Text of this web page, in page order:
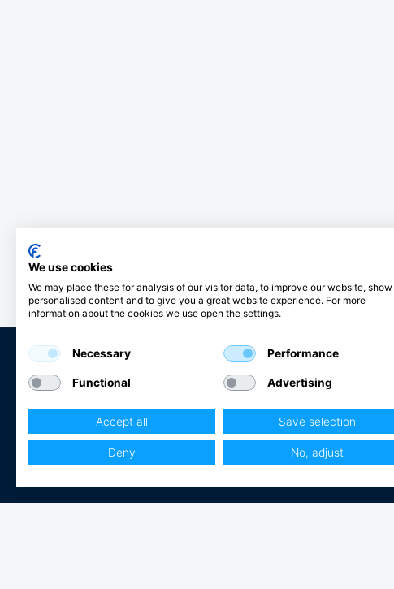
Club Hjertmans
Logga in
We use cookies
We may place these for analysis of our visitor data, to improve our website, show
personalised content and to give you a great website experience. For more
information about the cookies we use open the settings.
Necessary Performance
Functional Advertising
Accept all Save selection
Deny No, adjust